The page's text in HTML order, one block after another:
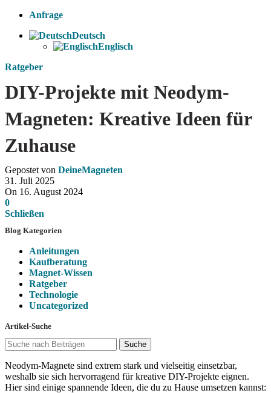
Anfrage
Deutsch
Englisch
Ratgeber
DIY-Projekte mit Neodym-
Magneten: Kreative Ideen für
Zuhause
Gepostet von DeineMagneten
31. Juli 2025
On 16. August 2024
0
Schließen
Blog Kategorien
Anleitungen
Kaufberatung
Magnet-Wissen
Ratgeber
Technologie
Uncategorized
Artikel-Suche
Suche
Neodym-Magnete sind extrem stark und vielseitig einsetzbar,
weshalb sie sich hervorragend für kreative DIY-Projekte eignen.
Hier sind einige spannende Ideen, die du zu Hause umsetzen kannst: